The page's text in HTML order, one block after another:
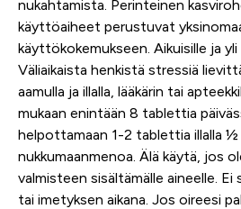
nukahtamista. Perinteinen
käyttöaiheet perustuvat
käyttökokemukseen. Aikuisille ja
Väliaikaista henkistä stressiä
aamulla ja illalla, lääkärin tai
mukaan enintään 8 tablettia
helpottamaan 1-2 tablettia illalla
nukkumaanmenoa. Älä käytä, jos
valmisteen sisältämälle aineelle. Ei
tai imetyksen aikana. Jos oireesi